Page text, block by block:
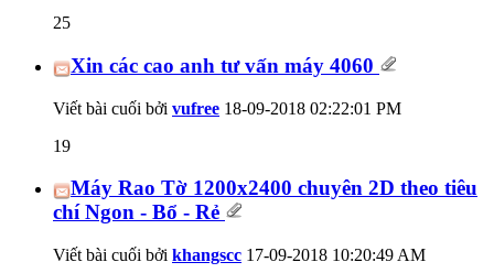
25
Xin các cao anh tư vấn máy 4060
Viết bài cuối bởi vufree 18-09-2018 02:22:01 PM
19
Máy Rao Tờ 1200x2400 chuyên 2D theo tiêu
chí Ngon - Bổ - Rẻ
Viết bài cuối bởi khangscc 17-09-2018 10:20:49 AM